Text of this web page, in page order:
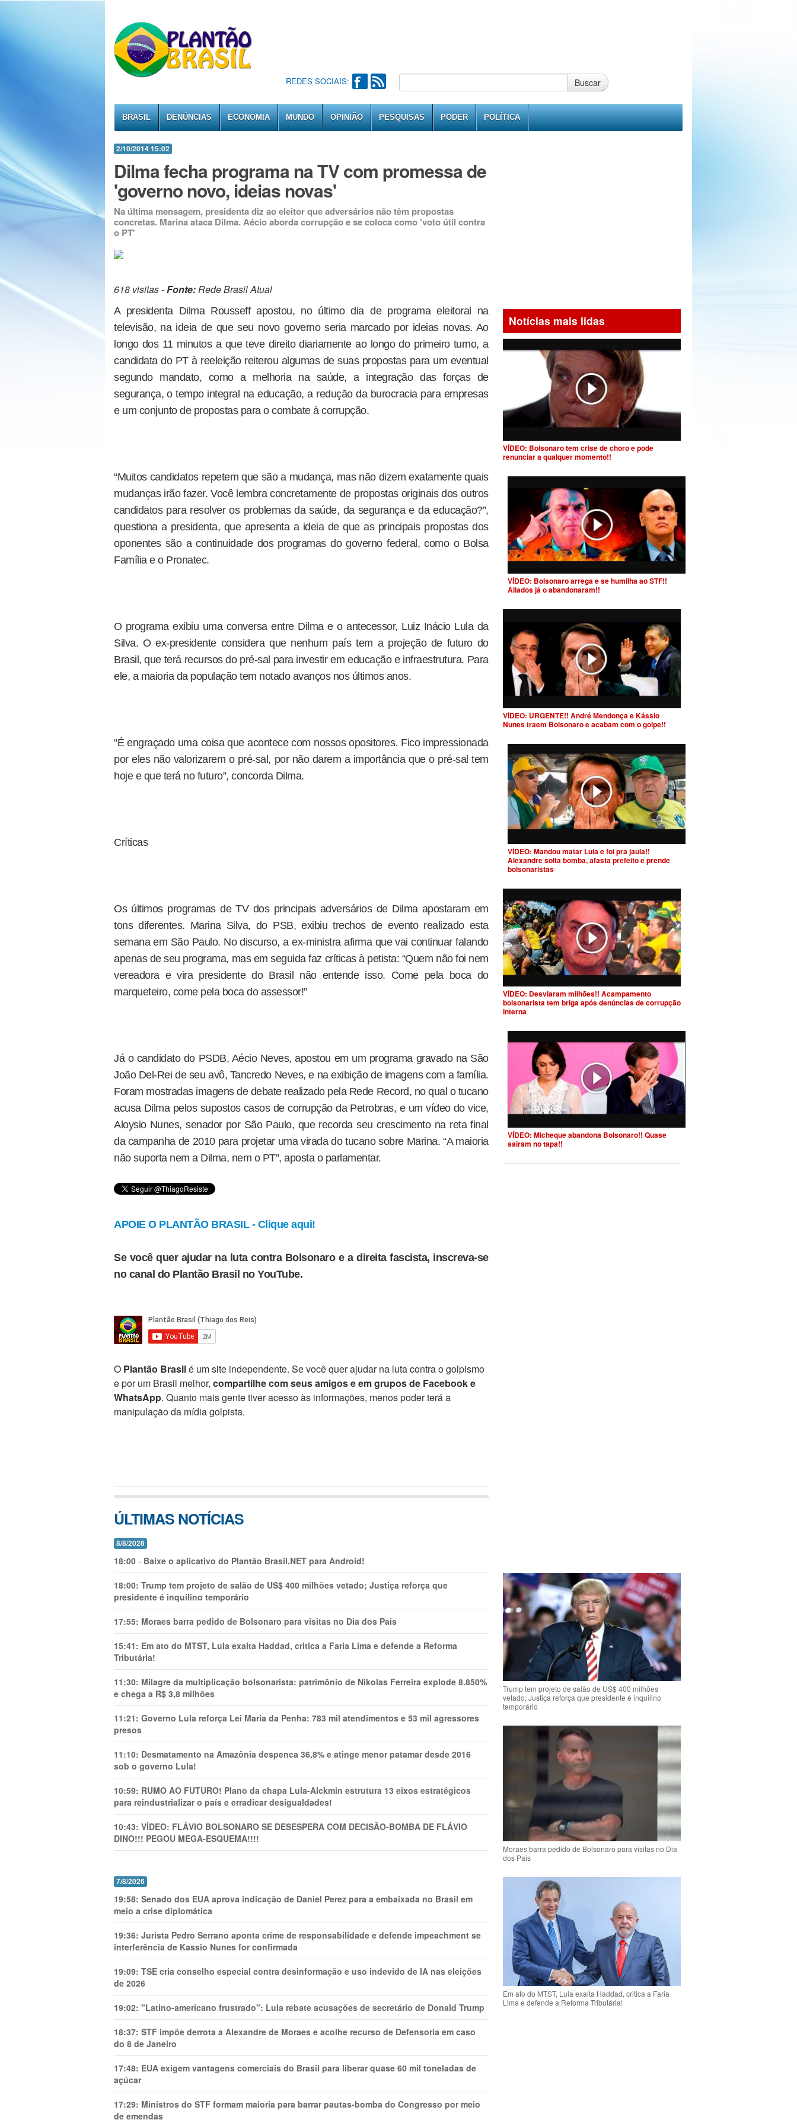
REDES SOCIAIS: Buscar
BRASIL DENÚNCIAS ECONOMIA MUNDO OPINIÃO PESQUISAS PODER POLÍTICA
2/10/2014 15:02
Dilma fecha programa na TV com promessa de
'governo novo, ideias novas'
Na última mensagem, presidenta diz ao eleitor que adversários não têm propostas
concretas. Marina ataca Dilma. Aécio aborda corrupção e se coloca como 'voto útil contra
o PT'
618 visitas -Fonte:Rede Brasil Atual
A presidenta Dilma Rousseff apostou, no último dia de programa eleitoral na
televisão, na ideia de que seu novo governo seria marcado por ideias novas. Ao
longo dos 11 minutos a que teve direito diariamente ao longo do primeiro turno, a
candidata do PT à reeleição reiterou algumas de suas propostas para um eventual
segundo mandato, como a melhoria na saúde, a integração das forças de
segurança, o tempo integral na educação, a redução da burocracia para empresas
e um conjunto de propostas para o combate à corrupção.
“Muitos candidatos repetem que são a mudança, mas não dizem exatamente quais
mudanças irão fazer. Você lembra concretamente de propostas originais dos outros
candidatos para resolver os problemas da saúde, da segurança e da educação?”,
questiona a presidenta, que apresenta a ideia de que as principais propostas dos
oponentes são a continuidade dos programas do governo federal, como o Bolsa
Família e o Pronatec.
O programa exibiu uma conversa entre Dilma e o antecessor, Luiz Inácio Lula da
Silva. O ex-presidente considera que nenhum país tem a projeção de futuro do
Brasil, que terá recursos do pré-sal para investir em educação e infraestrutura. Para
ele, a maioria da população tem notado avanços nos últimos anos.
“É engraçado uma coisa que acontece com nossos opositores. Fico impressionada
por eles não valorizarem o pré-sal, por não darem a importância que o pré-sal tem
hoje e que terá no futuro”, concorda Dilma.
Críticas
Os últimos programas de TV dos principais adversários de Dilma apostaram em
tons diferentes. Marina Silva, do PSB, exibiu trechos de evento realizado esta
semana em São Paulo. No discurso, a ex-ministra afirma que vai continuar falando
apenas de seu programa, mas em seguida faz críticas à petista: “Quem não foi nem
vereadora e vira presidente do Brasil não entende isso. Come pela boca do
marqueteiro, come pela boca do assessor!”
Já o candidato do PSDB, Aécio Neves, apostou em um programa gravado na São
João Del-Rei de seu avô, Tancredo Neves, e na exibição de imagens com a família.
Foram mostradas imagens de debate realizado pela Rede Record, no qual o tucano
acusa Dilma pelos supostos casos de corrupção da Petrobras, e um vídeo do vice,
Aloysio Nunes, senador por São Paulo, que recorda seu crescimento na reta final
da campanha de 2010 para projetar uma virada do tucano sobre Marina. “A maioria
não suporta nem a Dilma, nem o PT”, aposta o parlamentar.
APOIE O PLANTÃO BRASIL - Clique aqui!
Se você quer ajudar na luta contra Bolsonaro e a direita fascista, inscreva-se
no canal do Plantão Brasil no YouTube.
O Plantão Brasilé um site independente. Se você quer ajudar na luta contra o golpismo
e por um Brasil melhor, compartilhe com seus amigos e em grupos de Facebook e
WhatsApp. Quanto mais gente tiver acesso às informações, menos poder terá a
manipulação da mídia golpista.
ÚLTIMAS NOTÍCIAS
8/8/2026
18:00 - Baixe o aplicativo do Plantão Brasil.NET para Android!
18:00: Trump tem projeto de salão de US$ 400 milhões vetado; Justiça reforça que
presidente é inquilino temporário
17:55: Moraes barra pedido de Bolsonaro para visitas no Dia dos Pais
15:41: Em ato do MTST, Lula exalta Haddad, critica a Faria Lima e defende a Reforma
Tributária!
11:30: Milagre da multiplicação bolsonarista: patrimônio de Nikolas Ferreira explode 8.850%
e chega a R$ 3,8 milhões
11:21: Governo Lula reforça Lei Maria da Penha: 783 mil atendimentos e 53 mil agressores
presos
11:10: Desmatamento na Amazônia despenca 36,8% e atinge menor patamar desde 2016
sob o governo Lula!
10:59: RUMO AO FUTURO! Plano da chapa Lula-Alckmin estrutura 13 eixos estratégicos
para reindustrializar o país e erradicar desigualdades!
10:43: VÍDEO: FLÁVIO BOLSONARO SE DESESPERA COM DECISÃO-BOMBA DE FLÁVIO
DINO!!! PEGOU MEGA-ESQUEMA!!!!
7/8/2026
19:58: Senado dos EUA aprova indicação de Daniel Perez para a embaixada no Brasil em
meio a crise diplomática
19:36: Jurista Pedro Serrano aponta crime de responsabilidade e defende impeachment se
interferência de Kassio Nunes for confirmada
19:09: TSE cria conselho especial contra desinformação e uso indevido de IA nas eleições
de 2026
19:02: "Latino-americano frustrado": Lula rebate acusações de secretário de Donald Trump
18:37: STF impõe derrota a Alexandre de Moraes e acolhe recurso de Defensoria em caso
do 8 de Janeiro
17:48: EUA exigem vantagens comerciais do Brasil para liberar quase 60 mil toneladas de
açúcar
17:29: Ministros do STF formam maioria para barrar pautas-bomba do Congresso por meio
de emendas
Notícias mais lidas
VÍDEO: Bolsonaro tem crise de choro e pode
renunciar a qualquer momento!!
VÍDEO: Bolsonaro arrega e se humilha ao STF!!
Aliados já o abandonaram!!
VÍDEO: URGENTE!! André Mendonça e Kássio
Nunes traem Bolsonaro e acabam com o golpe!!
VÍDEO: Mandou matar Lula e foi pra jaula!!
Alexandre solta bomba, afasta prefeito e prende
bolsonaristas
VÍDEO: Desviaram milhões!! Acampamento
bolsonarista tem briga após denúncias de corrupção
interna
VÍDEO: Micheque abandona Bolsonaro!! Quase
saíram no tapa!!
Trump tem projeto de salão de US$ 400 milhões
vetado; Justiça reforça que presidente é inquilino
temporário
Moraes barra pedido de Bolsonaro para visitas no Dia
dos Pais
Em ato do MTST, Lula exalta Haddad, critica a Faria
Lima e defende a Reforma Tributária!